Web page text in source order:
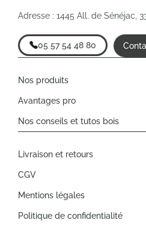
Adresse : 1445 All. de Sénéjac,
05 57 54 48 80
Nos produits
Avantages pro
Nos conseils et tutos bois
Livraison et retours
CGV
Mentions légales
Politique de confidentialité